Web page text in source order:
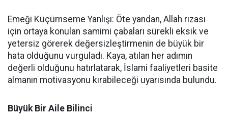
Emeği Küçümseme Yanlışı: Öte yandan, Allah rızası
için ortaya konulan samimi çabaları sürekli eksik ve
yetersiz görerek değersizleştirmenin de büyük bir
hata olduğunu vurguladı. Kaya, atılan her adımın
değerli olduğunu hatırlatarak, İslami faaliyetleri basite
almanın motivasyonu kırabileceği uyarısında bulundu.
Büyük Bir Aile Bilinci